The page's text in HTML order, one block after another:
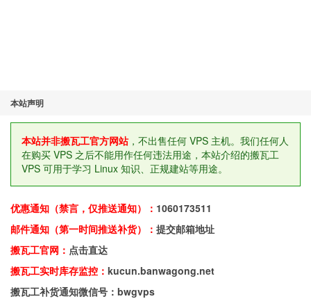
本站声明
本站并非搬瓦工官方网站，不出售任何 VPS 主机。我们任何人
在购买 VPS 之后不能用作任何违法用途，本站介绍的搬瓦工
VPS 可用于学习 Linux 知识、正规建站等用途。
优惠通知（禁言，仅推送通知）： 1060173511
邮件通知（第一时间推送补货）： 提交邮箱地址
搬瓦工官网： 点击直达
搬瓦工实时库存监控： kucun.banwagong.net
搬瓦工补货通知微信号：bwgvps